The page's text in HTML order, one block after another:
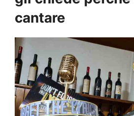
cantare